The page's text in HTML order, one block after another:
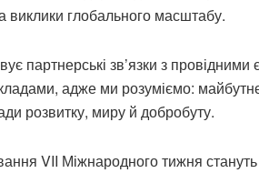
виклики глобального масштабу.
партнерські зв’язки з
адже ми розуміємо:
розвитку, миру й добробуту.
VII Міжнародного тижня